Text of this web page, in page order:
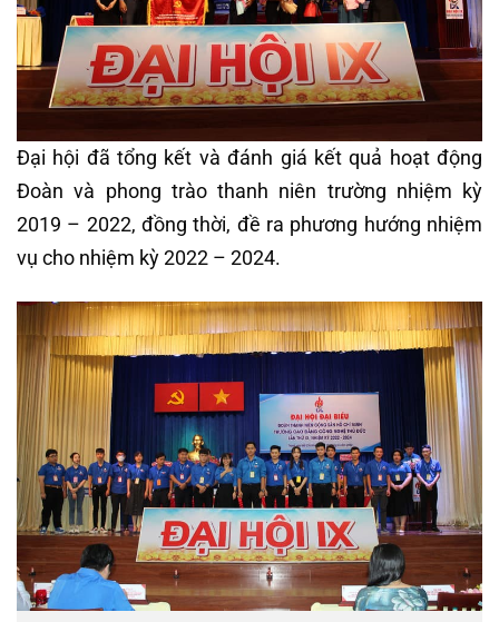
Đại hội đã tổng kết và đánh giá kết quả hoạt động
Đoàn và phong trào thanh niên trường nhiệm kỳ
2019 – 2022, đồng thời, đề ra phương hướng nhiệm
vụ cho nhiệm kỳ 2022 – 2024.